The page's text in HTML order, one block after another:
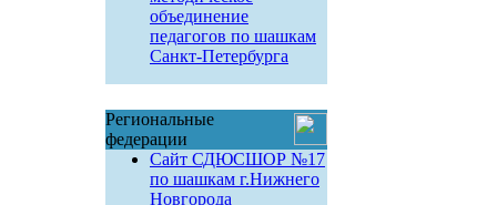
объединение
педагогов по шашкам
Санкт-Петербурга
Региональные
федерации
Сайт СДЮСШОР №17
по шашкам г.Нижнего
Новгорода